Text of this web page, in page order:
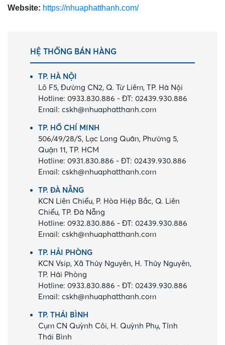
Website: https://nhuaphatthanh.com/
HỆ THỐNG BÁN HÀNG
TP. HÀ NỘI
Lô F5, Đường CN2, Q. Từ Liêm, TP. Hà Nội
Hotline: 0933.830.886 -ĐT: 02439.930.886
Email:cskh@nhuaphatthanh.com
TP. HỒ CHÍ MINH
506/49/28/S, Lạc Long Quân, Phường 5,
Quận 11, TP. HCM
Hotline: 0931.830.886 -ĐT: 02439.930.886
Email:cskh@nhuaphatthanh.com
TP. ĐÀ NẴNG
KCN Liên Chiểu, P. Hòa Hiệp Bắc, Q. Liên
Chiểu, TP. Đà Nẵng
Hotline: 0932.830.886 -ĐT: 02439.930.886
Email:cskh@nhuaphatthanh.com
TP. HẢI PHÒNG
KCN Vsip, Xã Thủy Nguyên, H. Thủy Nguyên,
TP. Hải Phòng
Hotline: 0933.830.886 -ĐT: 02439.930.886
Email:cskh@nhuaphatthanh.com
TP. THÁI BÌNH
Cụm CN Quỳnh Côi, H. Quỳnh Phụ, Tỉnh
Thái Bình